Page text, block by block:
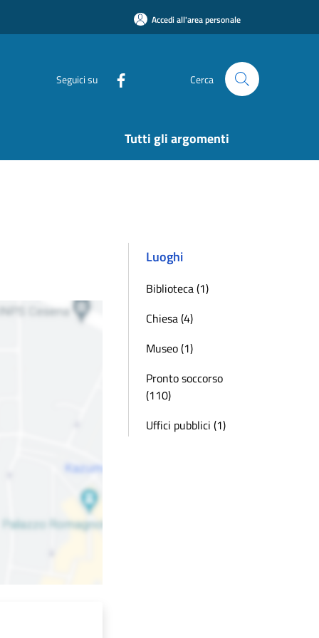
Accedi all'area personale
Seguici su Cerca
Tutti gli argomenti
Luoghi
Biblioteca (1)
Chiesa (4)
Museo (1)
Pronto soccorso
(110)
Uffici pubblici (1)